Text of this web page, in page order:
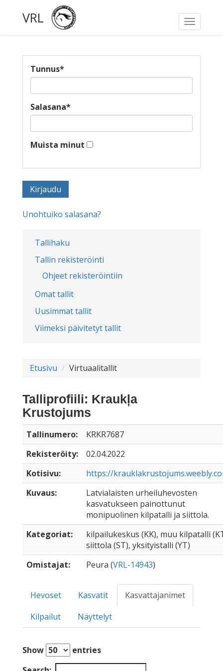
Toggle
VRL
Tallihaku
Tallin rekisteröinti
Ohjeet rekisteröintiin
Omat tallit
Uusimmat tallit
Viimeksi päivitetyt tallit
Tunnus*
Salasana*
Muista minut
Unohtuiko salasana?
Etusivu Virtuaalitallit
Talliprofiili: Kraukļa
Krustojums
Tallinumero:
KRKR7687
Rekisteröity:
02.04.2022
Kotisivu:
https://
Kuvaus:
Latvialaisten urheiluhevosten
kasvatukseen painottunut
monipuolinen kilpatalli ja siittola.
Kategoriat:
kilpailukeskus (KK), muu kilpatalli
siittola (ST), yksityistalli (YT)
Omistajat:
Peura (VRL-14943)
Hevoset Kasvatit
Kasvattajanimet
Kilpailut
Näyttelyt
Show
entries